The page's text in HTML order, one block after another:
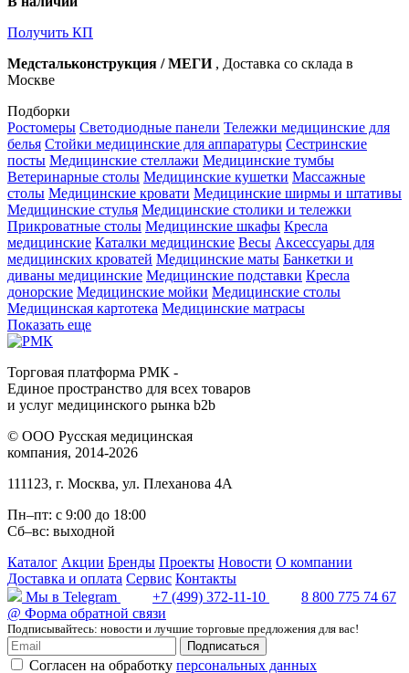
Получить КП
Медстальконструкция / МЕГИ , Доставка со склада в
Москве
Подборки
Ростомеры Светодиодные панели Тележки медицинские для
белья Стойки медицинские для аппаратуры Сестринские
посты Медицинские стеллажи Медицинские тумбы
Ветеринарные столы Медицинские кушетки Массажные
столы Медицинские кровати Медицинские ширмы и штативы
Медицинские стулья Медицинские столики и тележки
Прикроватные столы Медицинские шкафы Кресла
медицинские Каталки медицинские Весы Аксессуары для
медицинских кроватей Медицинские маты Банкетки и
диваны медицинские Медицинские подставки Кресла
донорские Медицинские мойки Медицинские столы
Медицинская картотека Медицинские матрасы
Показать еще
Торговая платформа РМК -
Единое пространство для всех товаров
и услуг медицинского рынка b2b
© ООО Русская медицинская
компания, 2014-2026
111123, г. Москва, ул. Плеханова 4А
Пн–пт: с 9:00 до 18:00
Сб–вс: выходной
Каталог Акции Бренды Проекты Новости О компании
Доставка и оплата Сервис Контакты
Мы в Telegram
+7 (499) 372-11-10
8 800 775 74 67
@ Форма обратной связи
Подписывайтесь: новости и лучшие торговые предложения для вас!
Подписаться
Согласен на обработку персональных данных